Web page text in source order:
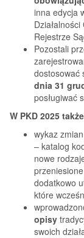
inna edycja
Rejestrze
Pozostali
dostosować
dnia 31
posługiwać
W PKD 2025
wykaz
– katalog
nowe
dodatkowo
które
opisy
swoich